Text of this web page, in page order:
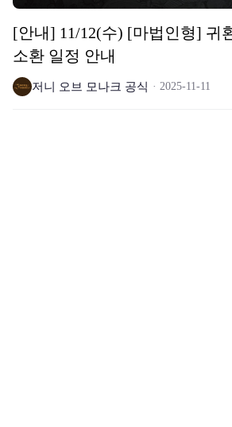
[안내] 11/12(수) [마법인형] 귀
소환 일정 안내
저니 오브 모나크 공식 2025-11-11